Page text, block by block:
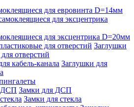
для евровинта D=14мм
для эксцентрика D=20мм
Заглушки
отверстий
Заглушки для
Замки для ДСП
Замки для стекла